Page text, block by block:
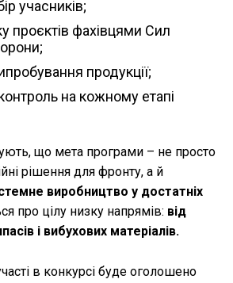
учасників;
проєктів фахівцями Сил
продукції;
на кожному етапі
що мета програми – не просто
рішення для фронту, а й
виробництво у достатніх
про цілу низку напрямів: від
і вибухових матеріалів.
в конкурсі буде оголошено